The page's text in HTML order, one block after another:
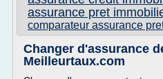
assurance pret
comparateur assurance
Changer d'assurance
Meilleurtaux.com